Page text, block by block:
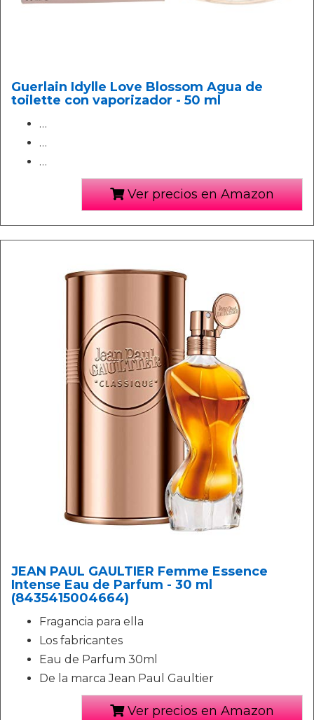
Guerlain Idylle Love Blossom Agua de
toilette con vaporizador - 50 ml
…
…
…
Ver precios en Amazon
JEAN PAUL GAULTIER Femme Essence
Intense Eau de Parfum - 30 ml
(8435415004664)
Fragancia para ella
Los fabricantes
Eau de Parfum 30ml
De la marca Jean Paul Gaultier
Ver precios en Amazon